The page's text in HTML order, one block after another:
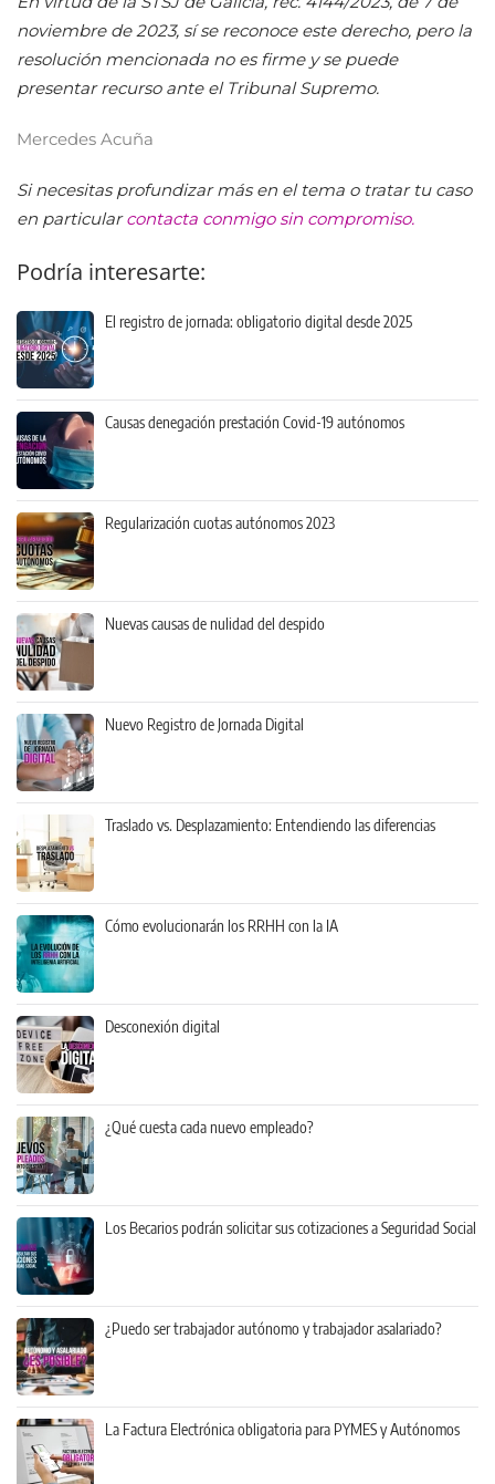
noviembre de 2023, sí se reconoce este derecho, pero la
resolución mencionada no es firme y se puede
presentar recurso ante el Tribunal Supremo.
Mercedes Acuña
Si necesitas profundizar más en el tema o tratar tu caso
en particularcontacta conmigo sin compromiso.
Podría interesarte:
El registro de jornada: obligatorio digital desde 2025
Causas denegación prestación Covid-19 autónomos
Regularización cuotas autónomos 2023
Nuevas causas de nulidad del despido
Nuevo Registro de Jornada Digital
Traslado vs. Desplazamiento: Entendiendo las diferencias
Cómo evolucionarán los RRHH con la IA
Desconexión digital
¿Qué cuesta cada nuevo empleado?
Los Becarios podrán solicitar sus cotizaciones a Seguridad Social
¿Puedo ser trabajador autónomo y trabajador asalariado?
La Factura Electrónica obligatoria para PYMES y Autónomos